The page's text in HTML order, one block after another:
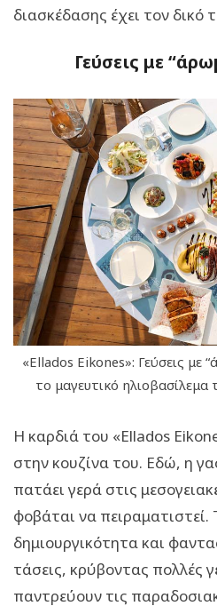
διασκέδασης έχει τον δικό
Γεύσεις με
«Ellados Eikones»: Γεύσεις με
το μαγευτικό ηλιοβασίλεμα
Η καρδιά του «Ellados
στην κουζίνα του. Εδώ, η
πατάει γερά στις
φοβάται να πειραματιστεί.
δημιουργικότητα και
τάσεις, κρύβοντας πολλές
παντρεύουν τις